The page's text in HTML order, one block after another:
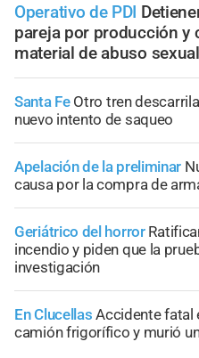
Operativo de PDI
pareja por producción y
material de abuso
Santa Fe Otro tren
nuevo intento de saqueo
Apelación de la preliminar
causa por la compra de
Geriátrico del horror
incendio y piden que la
investigación
En Clucellas Accidente fatal
camión frigorífico y murió